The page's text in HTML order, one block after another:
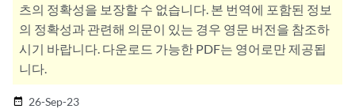
츠의 정확성을 보장할 수 없습니다. 본 번역에 포함된 정보
의 정확성과 관련해 의문이 있는 경우 영문 버전을 참조하
시기 바랍니다. 다운로드 가능한 PDF는 영어로만 제공됩
니다.
date_range 26-Sep-23